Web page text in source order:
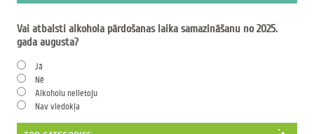
Vai atbalsti alkohola pārdošanas laika samazināšanu no 2025.
gada augusta?
Jā
Nē
Alkoholu nelietoju
Nav viedokļa